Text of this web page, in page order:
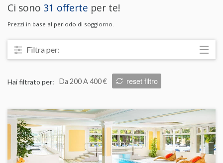
riservata
Contatti
Ci sono 31 offerte per te!
Prezzi in base al periodo di soggiorno.
Filtra per:
Prezzo
Trattamento
Struttura
ORDINA
Hai filtrato per: Da 200 A 400 € reset filtro